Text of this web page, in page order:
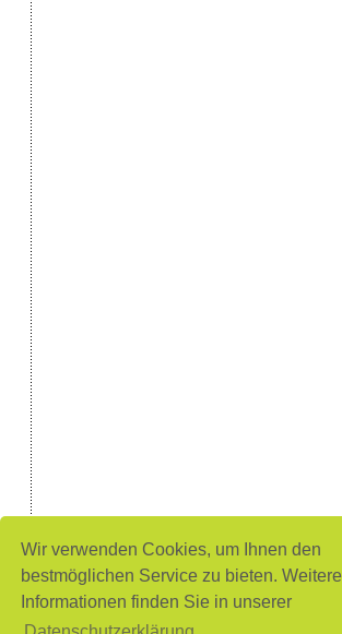
Wir verwenden Cookies, um Ihnen den
bestmöglichen Service zu bieten. Weitere
Informationen finden Sie in unserer